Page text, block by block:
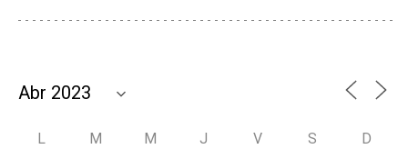
L M M J V S D